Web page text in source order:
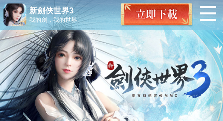
新劍俠世界3
我的劍，我的世界